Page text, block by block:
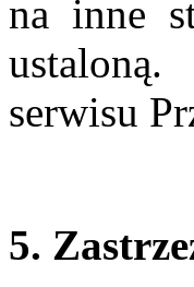
na inne
serwisu
5.